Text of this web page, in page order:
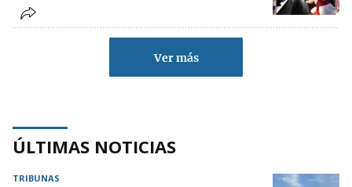
Ver más
ÚLTIMAS NOTICIAS
TRIBUNAS